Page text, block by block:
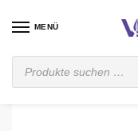
MENÜ
Startseite / E-Liquid /